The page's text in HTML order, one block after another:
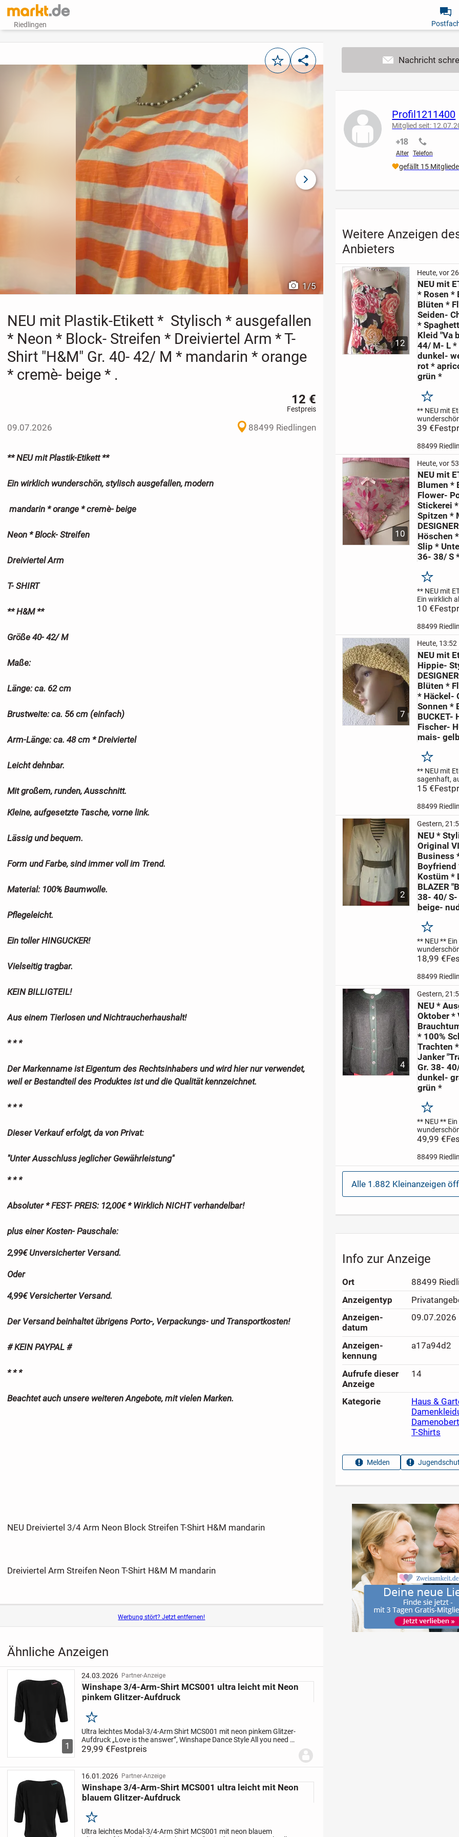
Riedlingen
MerkenTeilen
vorheriges Bild
1/5
nächstes Bild
NEU mit Plastik-Etikett * Stylisch * ausgefallen
* Neon * Block- Streifen * Dreiviertel Arm * T-
Shirt "H&M" Gr. 40- 42/ M * mandarin * orange
* cremè- beige * .
12 €
Festpreis
09.07.2026 88499 Riedlingen
** NEU mit Plastik-Etikett **
Ein wirklich wunderschön, stylisch ausgefallen, modern
mandarin * orange * cremè- beige
Neon * Block- Streifen
Dreiviertel Arm
T- SHIRT
** H&M **
Größe 40- 42/ M
Maße:
Länge: ca. 62 cm
Brustweite: ca. 56 cm (einfach)
Arm-Länge: ca. 48 cm * Dreiviertel
Leicht dehnbar.
Mit großem, runden, Ausschnitt.
Kleine, aufgesetzte Tasche, vorne link.
Lässig und bequem.
Form und Farbe, sind immer voll im Trend.
Material: 100% Baumwolle.
Pflegeleicht.
Ein toller HINGUCKER!
Vielseitig tragbar.
KEIN BILLIGTEIL!
Aus einem Tierlosen und Nichtraucherhaushalt!
* * *
Der Markenname ist Eigentum des Rechtsinhabers und wird hier nur verwendet,
weil er Bestandteil des Produktes ist und die Qualität kennzeichnet.
* * *
Dieser Verkauf erfolgt, da von Privat:
"Unter Ausschluss jeglicher Gewährleistung"
* * *
Absoluter * FEST- PREIS: 12,00€ * Wirklich NICHT verhandelbar!
plus einer Kosten- Pauschale:
2,99€ Unversicherter Versand.
Oder
4,99€ Versicherter Versand.
Der Versand beinhaltet übrigens Porto-, Verpackungs- und Transportkosten!
# KEIN PAYPAL #
* * *
Beachtet auch unsere weiteren Angebote, mit vielen Marken.
NEU Dreiviertel 3/4 Arm Neon Block Streifen T-Shirt H&M mandarin
Dreiviertel Arm Streifen Neon T-Shirt H&M M mandarin
Werbung stört? Jetzt entfernen!
Ähnliche Anzeigen
1
24.03.2026 Partner-Anzeige
Winshape 3/4-Arm-Shirt MCS001 ultra leicht mit Neon
pinkem Glitzer-Aufdruck
Merken
Ultra leichtes Modal-3/4-Arm Shirt MCS001 mit neon pinkem Glitzer-
Aufdruck „Love is the answer”, Winshape Dance StyleAll you need is
all that glitters!Im Zeichen des Funkelns wurde die...
29,99 €Festpreis
16.01.2026 Partner-Anzeige
Winshape 3/4-Arm-Shirt MCS001 ultra leicht mit Neon
blauem Glitzer-Aufdruck
Merken
Ultra leichtes Modal-3/4-Arm Shirt MCS001 mit neon blauem
Profil1211400
Mitglied seit:
Alter
nicht verifiziert
Telefon
nicht
gefällt 15
Weitere Anzeigen
Anbieters
12
Heute, vor
NEU mit
* Rosen *
Blüten *
Seiden-
*
Kleid "Va
44/ M- L
dunkel-
rot *
grün *
Merken
** NEU mit
romantisch,
Eleganz und
schwarz *
bordau- rot *
cremè * blatt-
grünübersät
unzähligen,
39 €
88499
10
Heute, vor
NEU mit
Blumen *
Flower-
Stickerei
Spitzen *
Höschen
Slip *
36- 38/ S
Merken
** NEU mit
Ein wirklich
rosè
grünmit einer
besondern,
Blüten *
Stickereiauf
Lace- Spitzen
...
10 €
88499
7
Heute, 13:52
NEU mit
Hippie-
Blüten *
* Häckel-
Sonnen *
BUCKET-
Fischer-
mais-
Merken
** NEU mit
sagenhaft,
und
in
gelbim
Blüten *
in grober
Optik
15 €
88499
2
Gestern,
NEU *
Original
Business
Boyfriend
Kostüm *
BLAZER
38- 40/
beige-
Merken
** NEU **
im
gehalten,
cremé- beige
Anzug *
ORIGINAL
BOYFRIEND
ohne Kragen
18,99 €
88499
4
Gestern,
NEU *
Oktober *
* 100%
Trachten
Janker
Gr. 38-
dunkel-
grün *
Merken
** NEU **
ausgefallen,
dunkel-grau *
in
angesagter,
mit vielen
Traditioneller
Janker...
49,99 €
88499
Alle 1.882 Kleinanzeigen
Info zur Anzeige
Ort
88499
Anzeigen­typ
Anzeigen­
datum
09.07.2026
Anzeigen­
kennung
a17a94d2
Aufrufe dieser
Anzeige
14
Kategorie Haus &
T-Shirts
Melden